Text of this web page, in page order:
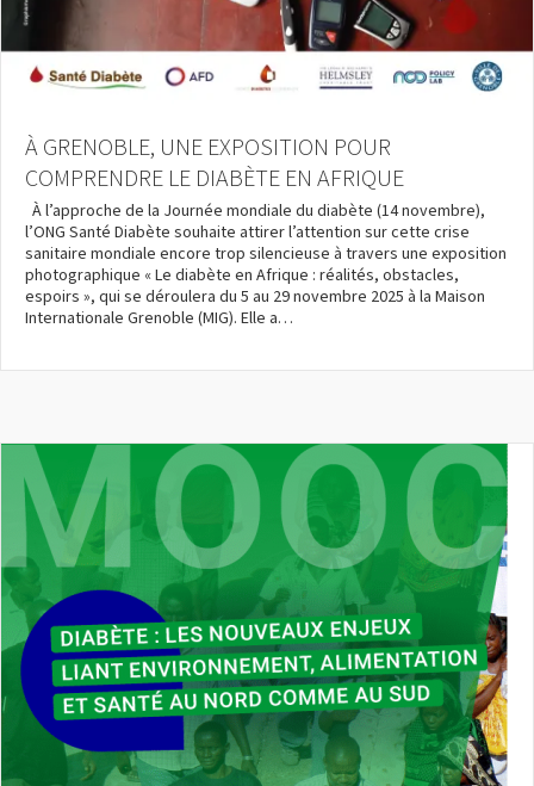
À GRENOBLE, UNE EXPOSITION POUR
COMPRENDRE LE DIABÈTE EN AFRIQUE
À l’approche de la Journée mondiale du diabète (14 novembre),
l’ONG Santé Diabète souhaite attirer l’attention sur cette crise
sanitaire mondiale encore trop silencieuse à travers une exposition
photographique « Le diabète en Afrique : réalités, obstacles,
espoirs », qui se déroulera du 5 au 29 novembre 2025 à la Maison
Internationale Grenoble (MIG). Elle a…